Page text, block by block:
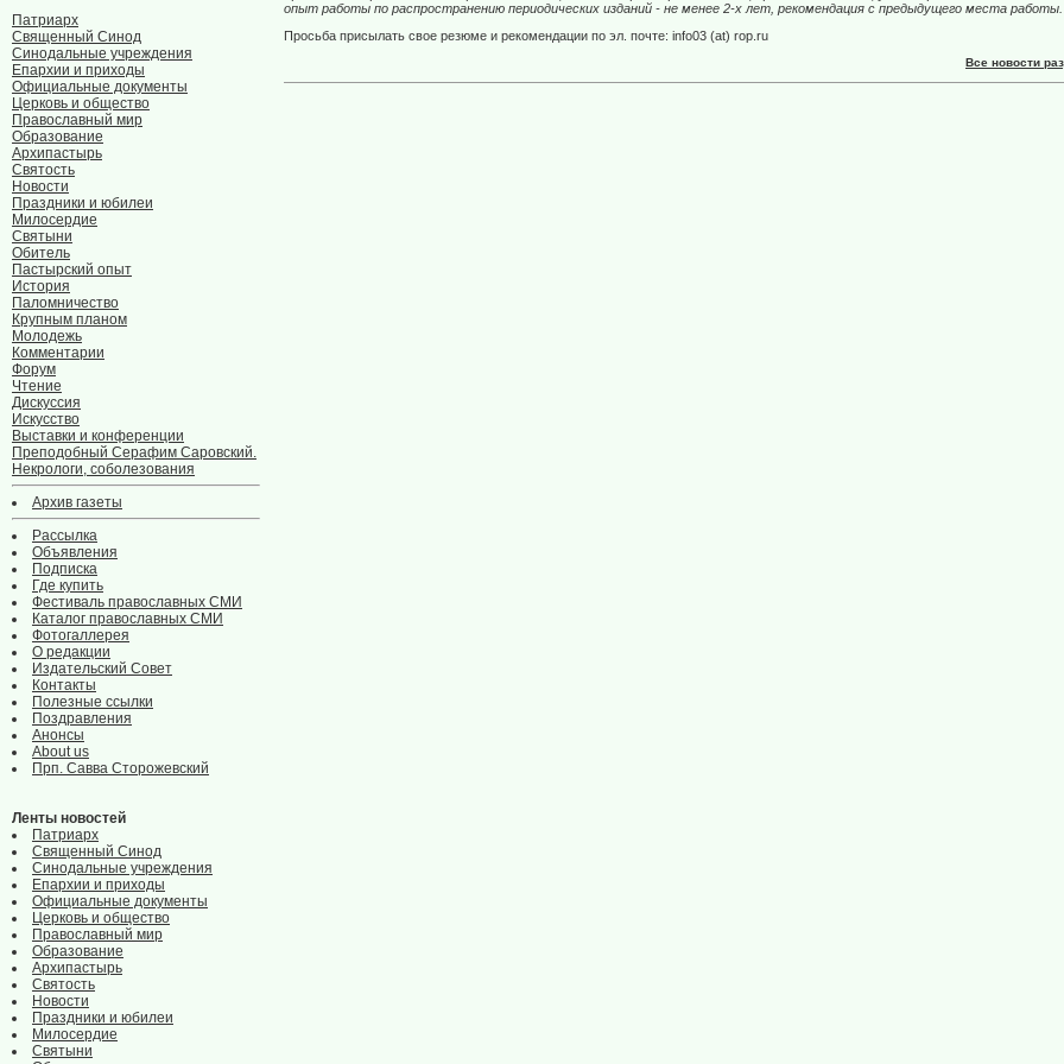
Патриарх
Священный Синод
Синодальные учреждения
Епархии и приходы
Официальные документы
Церковь и общество
Православный мир
Образование
Архипастырь
Святость
Новости
Праздники и юбилеи
Милосердие
Святыни
Обитель
Пастырский опыт
История
Паломничество
Крупным планом
Молодежь
Комментарии
Форум
Чтение
Дискуссия
Искусство
Выставки и конференции
Преподобный Серафим Саровский.
Некрологи, соболезования
Архив газеты
Рассылка
Объявления
Подписка
Где купить
Фестиваль православных СМИ
Каталог православных СМИ
Фотогаллерея
О редакции
Издательский Совет
Контакты
Полезные ссылки
Поздравления
Анонсы
About us
Прп. Савва Сторожевский
Ленты новостей
Патриарх
Священный Синод
Синодальные учреждения
Епархии и приходы
Официальные документы
Церковь и общество
Православный мир
Образование
Архипастырь
Святость
Новости
Праздники и юбилеи
Милосердие
Святыни
опыт работы по распространению периодических изданий - не менее 2-х лет, рекомендация с предыдущего места работы.
Просьба присылать свое резюме и рекомендации по эл. почте: info03 (at) rop.ru
Все новости